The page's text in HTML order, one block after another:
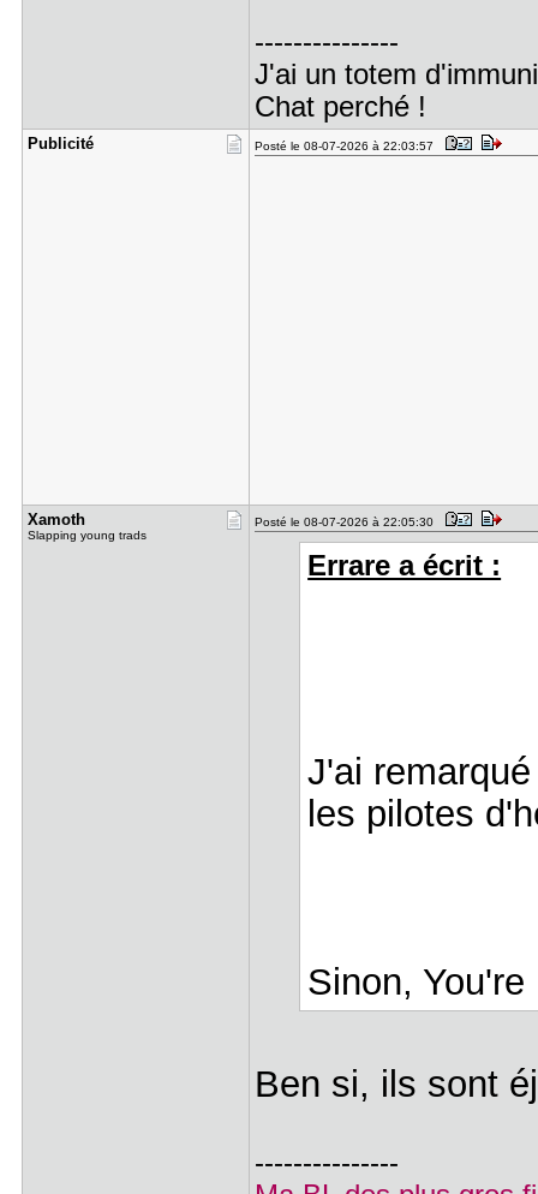
---------------
J'ai un totem
Chat perché !
Publicité Posté le 08-07-2026 à 22:03:57
Xamoth
Slapping young trads
Posté le 08-07-2026 à 22:05:30
Errare a écrit :
J'ai
les pilotes
Sinon,
Ben si, ils sont
---------------